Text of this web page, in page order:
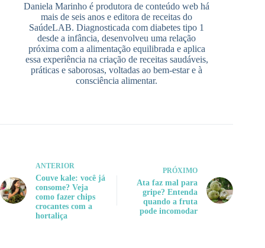
Daniela Marinho é produtora de conteúdo web há
mais de seis anos e editora de receitas do
SaúdeLAB. Diagnosticada com diabetes tipo 1
desde a infância, desenvolveu uma relação
próxima com a alimentação equilibrada e aplica
essa experiência na criação de receitas saudáveis,
práticas e saborosas, voltadas ao bem-estar e à
consciência alimentar.
ANTERIOR
Couve kale: você já
consome? Veja
como fazer chips
crocantes com a
hortaliça
PRÓXIMO
Ata faz mal para
gripe? Entenda
quando a fruta
pode incomodar